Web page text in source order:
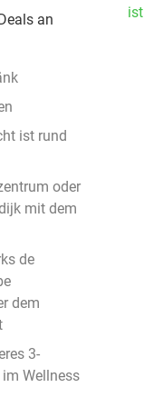
an
ist rund
oder
mit dem
de
dem
3-
Wellness